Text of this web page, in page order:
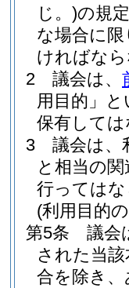
じ。)の規
な場合に
ければな
2
議会は、
用目的」
保有して
3
議会は、
と相当の
行っては
(利用目的
第5条
議会
された当
合を除き